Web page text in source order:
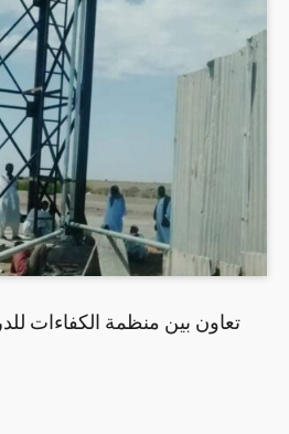
تعاون بين منظمة الكفاءات